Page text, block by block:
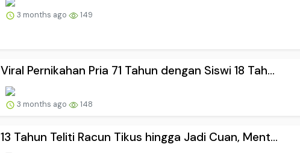
3 months ago 149
Viral Pernikahan Pria 71 Tahun dengan Siswi 18 Tah...
3 months ago 148
13 Tahun Teliti Racun Tikus hingga Jadi Cuan, Ment...